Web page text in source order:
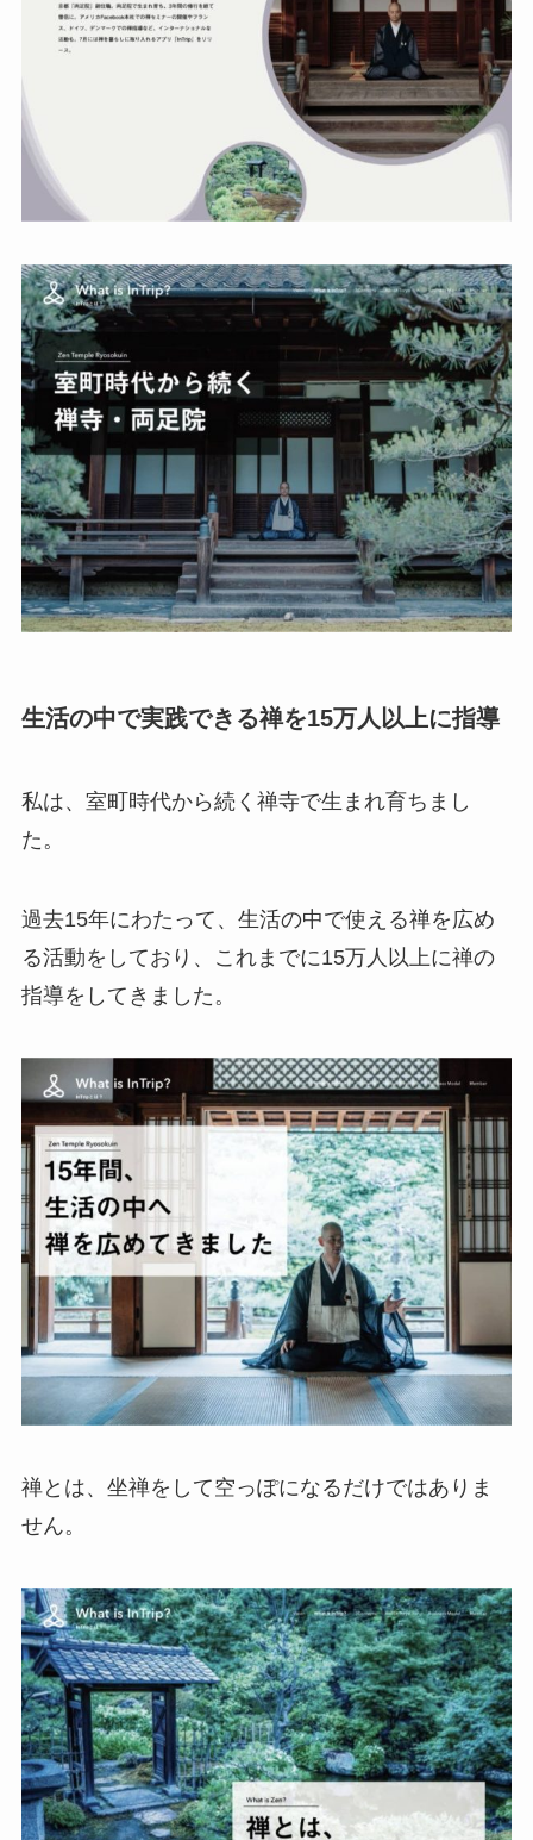
生活の中で実践できる禅を15万人以上に指導
私は、室町時代から続く禅寺で生まれ育ちまし
た。
過去15年にわたって、生活の中で使える禅を広め
る活動をしており、これまでに15万人以上に禅の
指導をしてきました。
禅とは、坐禅をして空っぽになるだけではありま
せん。